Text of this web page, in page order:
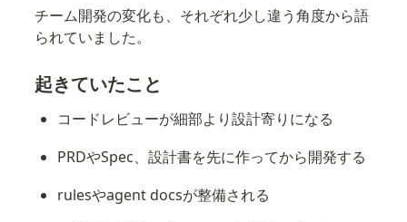
チーム開発の変化も、それぞれ少し違う角度から語
られていました。
起きていたこと
コードレビューが細部より設計寄りになる
PRDやSpec、設計書を先に作ってから開発する
rulesやagent docsが整備される